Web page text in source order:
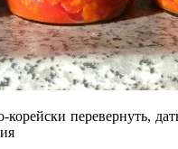
перевернуть,